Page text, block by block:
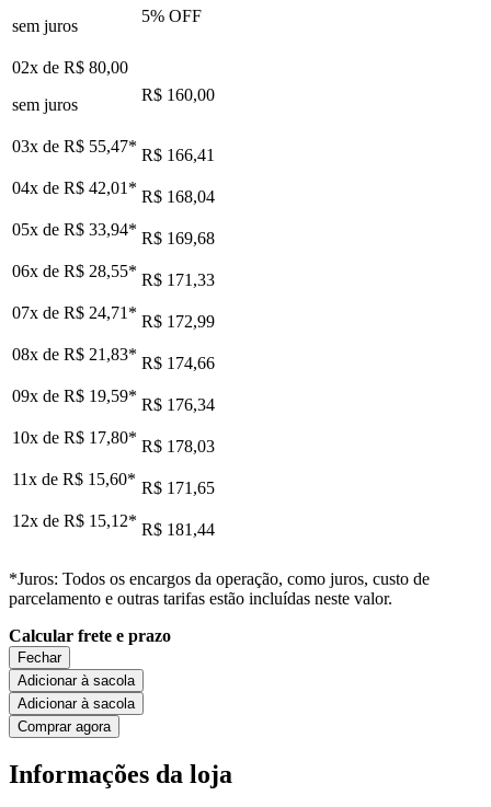
sem juros
5% OFF
02x de R$ 80,00
sem juros
R$ 160,00
03x de R$ 55,47* R$ 166,41
04x de R$ 42,01 * R$ 168,04
05x de R$ 33,94* R$ 169,68
06x de R$ 28,55* R$ 171,33
07x de R$ 24,71 * R$ 172,99
08x de R$ 21,83* R$ 174,66
09x de R$ 19,59* R$ 176,34
10x de R$ 17,80* R$ 178,03
11x de R$ 15,60* R$ 171,65
12x de R$ 15,12* R$ 181,44
*Juros: Todos os encargos da operação, como juros, custo de
parcelamento e outras tarifas estão incluídas neste valor.
Calcular frete e prazo
Fechar
Adicionar à sacola
Adicionar à sacola
Comprar agora
Informações da loja